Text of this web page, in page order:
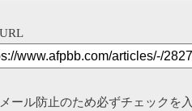
ール防止のため必ずチェックを